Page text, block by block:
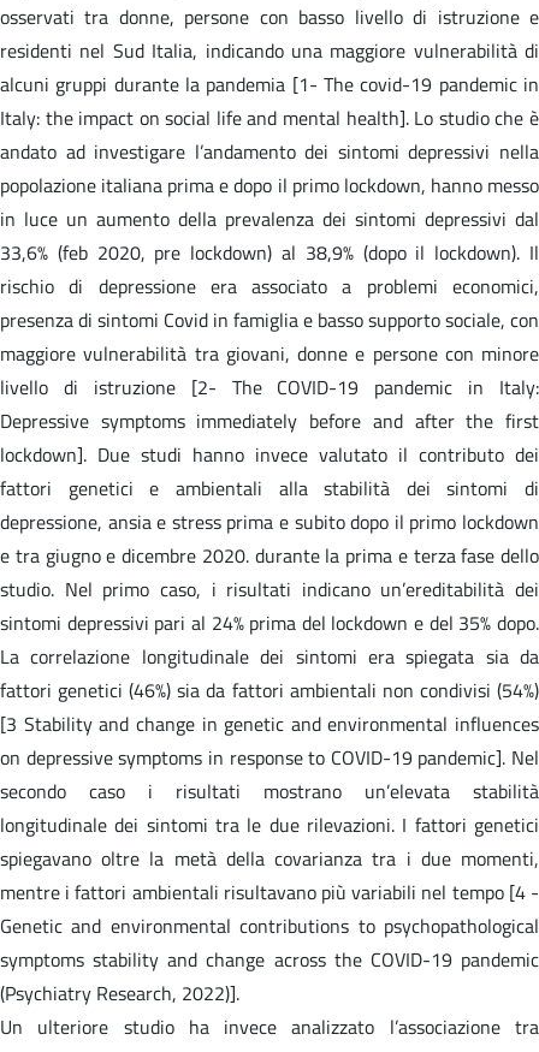
osservati tra donne, persone con basso livello di istruzione e
residenti nel Sud Italia, indicando una maggiore vulnerabilità di
alcuni gruppi durante la pandemia [1- The covid-19 pandemic in
Italy: the impact on social life and mental health]. Lo studio che è
andato ad investigare l’andamento dei sintomi depressivi nella
popolazione italiana prima e dopo il primo lockdown, hanno messo
in luce un aumento della prevalenza dei sintomi depressivi dal
33,6% (feb 2020, pre lockdown) al 38,9% (dopo il lockdown). Il
rischio di depressione era associato a problemi economici,
presenza di sintomi Covid in famiglia e basso supporto sociale, con
maggiore vulnerabilità tra giovani, donne e persone con minore
livello di istruzione [2- The COVID-19 pandemic in Italy:
Depressive symptoms immediately before and after the first
lockdown]. Due studi hanno invece valutato il contributo dei
fattori genetici e ambientali alla stabilità dei sintomi di
depressione, ansia e stress prima e subito dopo il primo lockdown
e tra giugno e dicembre 2020. durante la prima e terza fase dello
studio. Nel primo caso, i risultati indicano un’ereditabilità dei
sintomi depressivi pari al 24% prima del lockdown e del 35% dopo.
La correlazione longitudinale dei sintomi era spiegata sia da
fattori genetici (46%) sia da fattori ambientali non condivisi (54%)
[3 Stability and change in genetic and environmental influences
on depressive symptoms in response to COVID-19 pandemic]. Nel
secondo caso i risultati mostrano un’elevata stabilità
longitudinale dei sintomi tra le due rilevazioni. I fattori genetici
spiegavano oltre la metà della covarianza tra i due momenti,
mentre i fattori ambientali risultavano più variabili nel tempo [4 -
Genetic and environmental contributions to psychopathological
symptoms stability and change across the COVID-19 pandemic
(Psychiatry Research, 2022)].
Un ulteriore studio ha invece analizzato l’associazione tra